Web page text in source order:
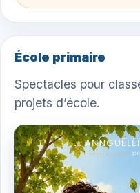
École primaire
Spectacles pour
projets d’école.